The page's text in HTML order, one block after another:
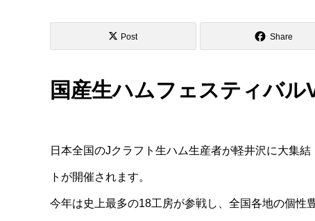
Post Share
国産生ハムフェスティバ
日本全国のJクラフト生ハム生産者が軽井沢に大集
トが開催されます。
今年は史上最多の18工房が参戦し、全国各地の個性